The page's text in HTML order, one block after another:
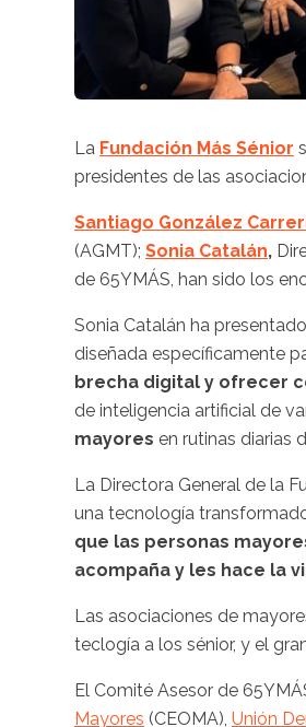
La Fundación Más Sénior
presidentes de las
Santiago González
(AGMT); Sonia Catalán,
de 65YMÁS, han sido los
Sonia Catalán ha
diseñada específicamente
brecha digital y ofrecer
de inteligencia artificial de
mayores en rutinas diarias
La Directora General de la
una tecnología
que las personas
acompaña y les hace la
Las asociaciones de
teclogía a los sénior, y el
El Comité Asesor de
Mayores (CEOMA), Unión